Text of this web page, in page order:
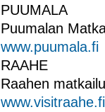
PUUMALA
Puumalan
www.puumala.fi
RAAHE
Raahen
www.visitraahe.fi